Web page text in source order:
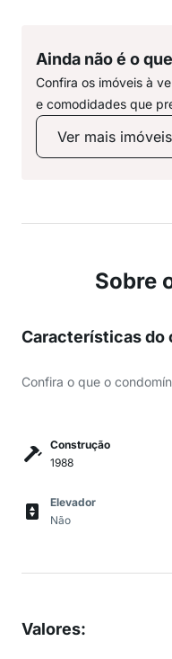
Ainda não é o
Confira os imóveis à
e comodidades que
Ver mais imóveis
Sobre
Características do
Confira o que o
Construção
1988
Elevador
Não
Valores: